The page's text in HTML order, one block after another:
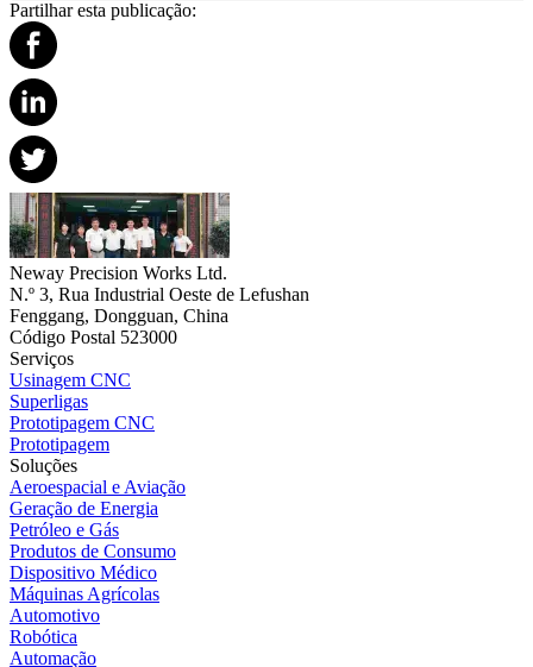
Partilhar esta publicação:
Neway Precision Works Ltd.
N.º 3, Rua Industrial Oeste de Lefushan
Fenggang, Dongguan, China
Código Postal 523000
Serviços
Usinagem CNC
Superligas
Prototipagem CNC
Prototipagem
Soluções
Aeroespacial e Aviação
Geração de Energia
Petróleo e Gás
Produtos de Consumo
Dispositivo Médico
Máquinas Agrícolas
Automotivo
Robótica
Automação